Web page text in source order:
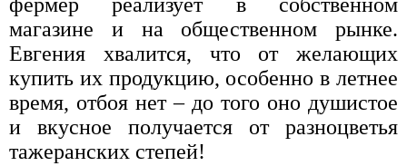
магазине и на общественном рынке.
Евгения хвалится, что от желающих
купить их продукцию, особенно в летнее
время, отбоя нет – до того оно душистое
и вкусное получается от разноцветья
тажеранских степей!